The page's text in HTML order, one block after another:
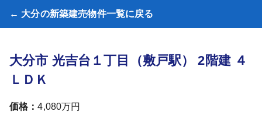
← 大分の新築建売物件一覧に戻る
大分市 光吉台１丁目（敷戸駅） 2階建 ４
ＬＤＫ
価格：4,080万円